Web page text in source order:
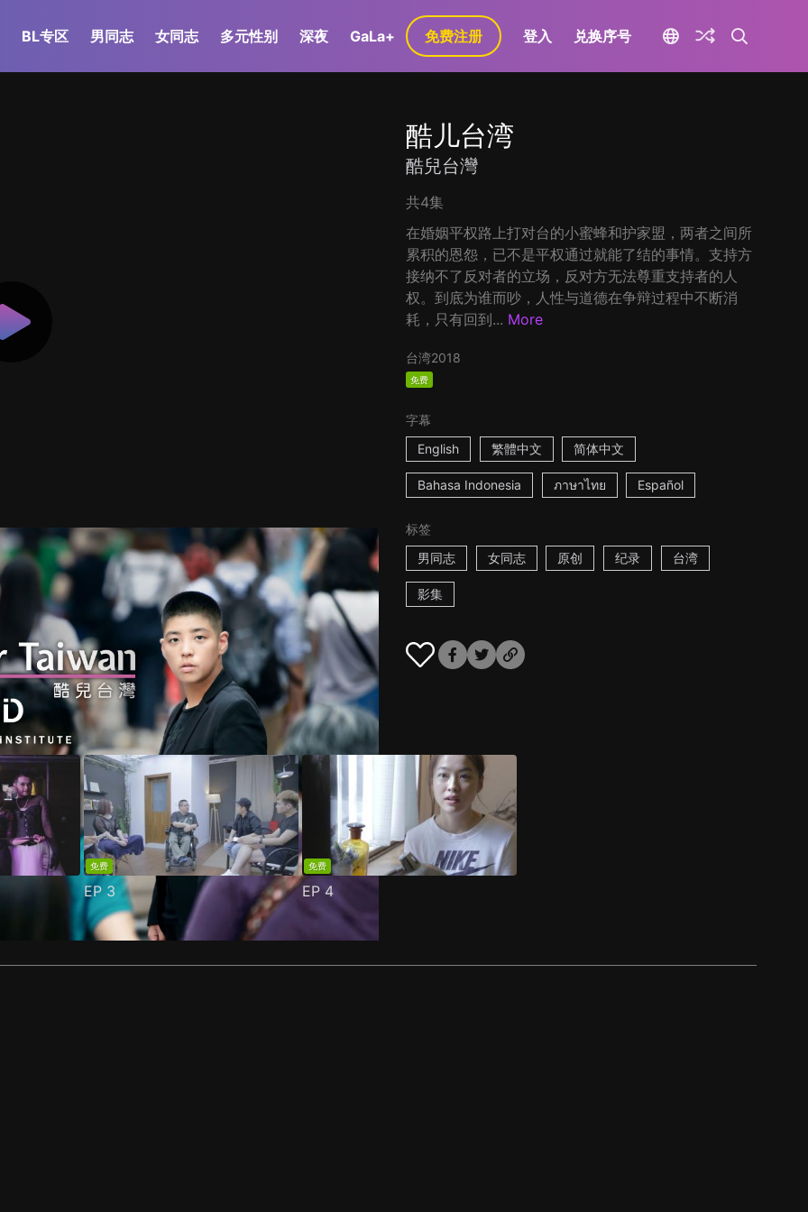
BL专区 男同志 女同志 多元性别 深夜 GaLa+ 免费注册 登入 兑换序号
酷儿台湾
酷兒台灣
共4集
在婚姻平权路上打对台的小蜜蜂和护家盟，两者之间所
累积的恩怨，已不是平权通过就能了结的事情。支持方
接纳不了反对者的立场，反对方无法尊重支持者的人
权。到底为谁而吵，人性与道德在争辩过程中不断消
耗，只有回到... More
台湾2018
免费
字幕
English
繁體中文 简体中文
Bahasa Indonesia ภาษาไทย Español
标签
男同志
女同志 原创 纪录 台湾
影集
免费
EP 3
免费
EP 4